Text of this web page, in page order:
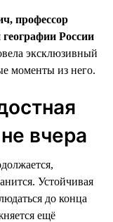
профессор
России
эксклюзивный
моменты из него.
вчера
Устойчивая
до конца
ещё